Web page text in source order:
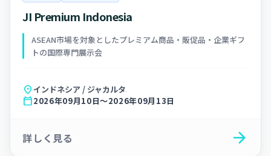
JI Premium Indonesia
ASEAN市場を対象としたプレミアム商品・販促品・企業ギフ
トの国際専門展示会
location_on インドネシア / ジャカルタ
calendar_today2026年09月10日～2026年09月13日
詳しく見る arrow_forward